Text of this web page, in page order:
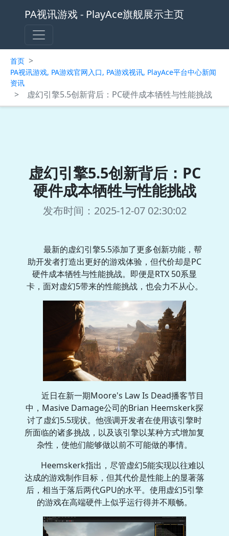
PA视讯游戏 - PlayAce旗舰展示主页
首页 >
PA视讯游戏, PA游戏官网入口, PA游戏视讯, PlayAce平台中心新闻
资讯
> 虚幻引擎5.5创新背后：PC硬件成本牺牲与性能挑战
虚幻引擎5.5创新背后：PC
硬件成本牺牲与性能挑战
发布时间：2025-12-07 02:30:02
最新的虚幻引擎5.5添加了更多创新功能，帮
助开发者打造出更好的游戏体验，但代价却是PC
硬件成本牺牲与性能挑战。即便是RTX 50系显
卡，面对虚幻5带来的性能挑战，也会力不从心。
近日在新一期Moore's Law Is Dead播客节目
中，Masive Damage公司的Brian Heemskerk探
讨了虚幻5.5现状。他强调开发者在使用该引擎时
所面临的诸多挑战，以及该引擎以某种方式增加复
杂性，使他们能够做以前不可能做的事情。
Heemskerk指出，尽管虚幻5能实现以往难以
达成的游戏制作目标，但其代价是性能上的显著落
后，相当于落后两代GPU的水平。使用虚幻5引擎
的游戏在高端硬件上似乎运行得并不顺畅。